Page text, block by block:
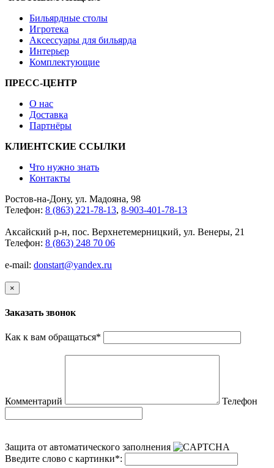
Бильярдные столы
Игротека
Аксессуары для бильярда
Интерьер
Комплектующие
ПРЕСС-ЦЕНТР
О нас
Доставка
Партнёры
КЛИЕНТСКИЕ ССЫЛКИ
Что нужно знать
Контакты
Ростов-на-Дону, ул. Мадояна, 98
Телефон: 8 (863) 221-78-13, 8-903-401-78-13
Аксайский р-н, пос. Верхнетемерницкий, ул. Венеры, 21
Телефон: 8 (863) 248 70 06
e-mail: donstart@yandex.ru
×
Заказать звонок
Как к вам обращаться*
Комментарий Телефон
Защита от автоматического заполнения
Введите слово с картинки*: